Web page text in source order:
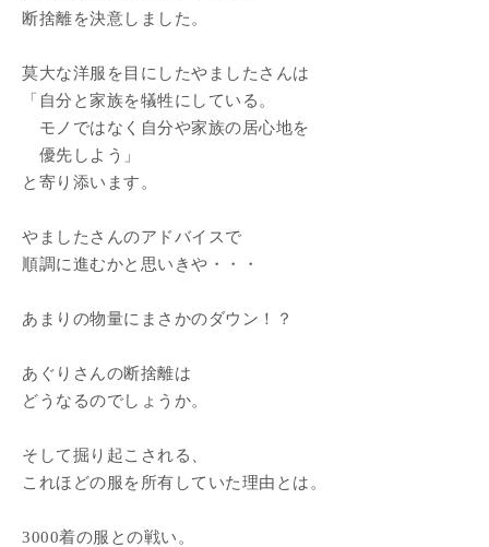
断捨離を決意しました。
莫大な洋服を目にしたやましたさんは
「自分と家族を犠牲にしている。
モノではなく自分や家族の居心地を
優先しよう」
と寄り添います。
やましたさんのアドバイスで
順調に進むかと思いきや・・・
あまりの物量にまさかのダウン！？
あぐりさんの断捨離は
どうなるのでしょうか。
そして掘り起こされる、
これほどの服を所有していた理由とは。
3000着の服との戦い。